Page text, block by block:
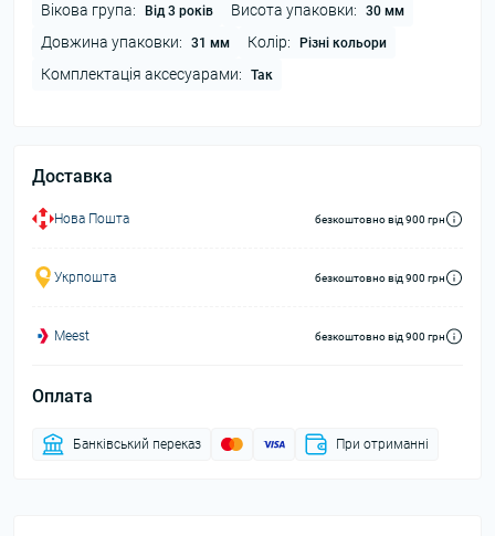
Вікова група: Від 3 років Висота упаковки: 30 мм
Довжина упаковки: 31 мм Колір: Різні кольори
Комплектація аксесуарами: Так
Доставка
Нова Пошта безкоштовно від 900 грн
Укрпошта безкоштовно від 900 грн
Meest безкоштовно від 900 грн
Оплата
Банківський переказ При отриманні